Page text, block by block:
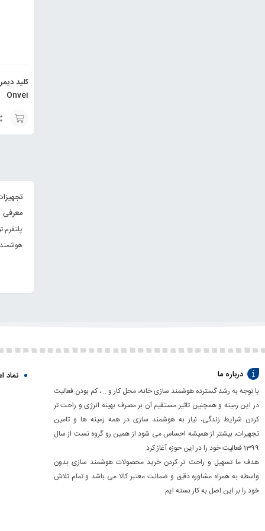
کلید
Onvei
انتخاب
معرفی
پلتفرم
انواع
یکی
نصب
شبکه
درباره ما
با توجه به رشد گسترده هوشمند سازی خانه، محل کار و ...، کم بودن فعالیت
در این زمینه و همچنین تاثیر مستقیم آن بر مصرف بهینه انرژی و راحت تر
کردن شرایط زندگی، نیاز به هوشمند سازی در همه زمینه ها و تامین
تجهیرات، بیشتر از همیشه احساس می شود از همین رو گروه نست از سال
1399 فعالیت خود را در این حوزه آغاز کرد.
هدف ما تسهیل و راحت تر کردن خرید محصولات هوشمند سازی بدون
واسطه به همراه مشاوره دقیق و ضمانت معتبر کالا می باشد و تمام تلاش
خود را بر این اصل به کار بسته ایم.
نماد